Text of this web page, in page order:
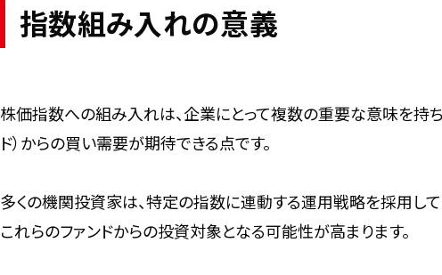
指数組み入れの意義
株価指数への組み入れは、企業にとって複数の重要な意味を持ち
ド）からの買い需要が期待できる点です。
多くの機関投資家は、特定の指数に連動する運用戦略を採用して
これらのファンドからの投資対象となる可能性が高まります。